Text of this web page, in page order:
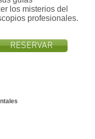
los misterios del
profesionales.
RESERVAR